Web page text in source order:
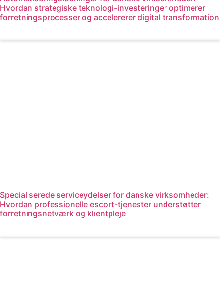
Hvordan strategiske teknologi-investeringer optimerer
forretningsprocesser og accelererer digital transformation
Specialiserede serviceydelser for danske virksomheder:
Hvordan professionelle escort-tjenester understøtter
forretningsnetværk og klientpleje